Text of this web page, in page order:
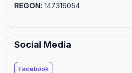
REGON: 147316054
Social Media
Facebook